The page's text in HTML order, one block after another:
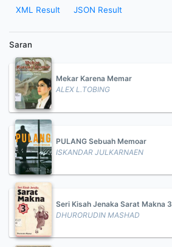
XML Result JSON Result
Saran
Mekar Karena Memar
ALEX L.TOBING
PULANG Sebuah Memoar
ISKANDAR JULKARNAEN
Seri Kisah Jenaka Sarat Makna 3
DHURORUDIN MASHAD